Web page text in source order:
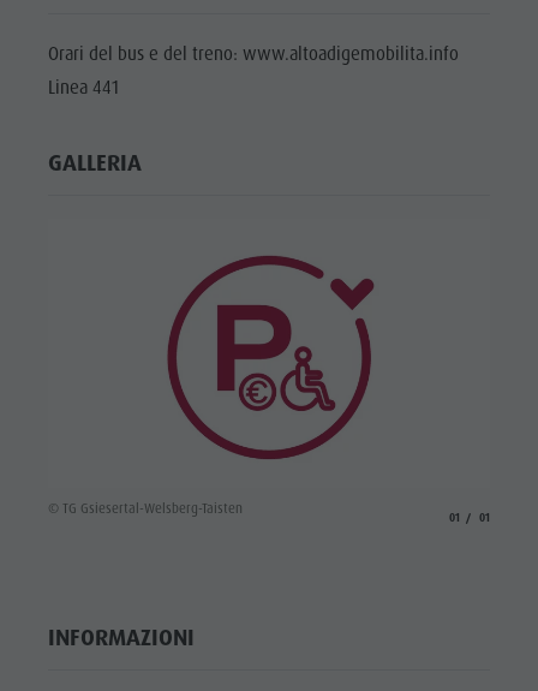
Orari del bus e del treno: www.altoadigemobilita.info
Linea 441
GALLERIA
© TG Gsiesertal-Welsberg-Taisten
01 01
INFORMAZIONI